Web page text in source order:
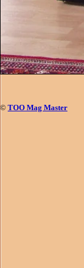
© ТОО Mag Master